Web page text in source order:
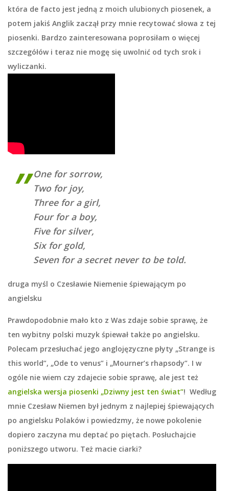
która de facto jest jedną z moich ulubionych piosenek, a
potem jakiś Anglik zaczął przy mnie recytować słowa z tej
piosenki. Bardzo zainteresowana poprosiłam o więcej
szczegółów i teraz nie mogę się uwolnić od tych srok i
wyliczanki.
One for sorrow,
Two for joy,
Three for a girl,
Four for a boy,
Five for silver,
Six for gold,
Seven for a secret never to be told.
druga myśl o Czesławie Niemenie śpiewającym po
angielsku
Prawdopodobnie mało kto z Was zdaje sobie sprawę, że
ten wybitny polski muzyk śpiewał także po angielsku.
Polecam przesłuchać jego anglojęzyczne płyty „Strange is
this world”, „Ode to venus” i „Mourner’s rhapsody”. I w
ogóle nie wiem czy zdajecie sobie sprawę, ale jest też
angielska wersja piosenki „Dziwny jest ten świat”! Według
mnie Czesław Niemen był jednym z najlepiej śpiewających
po angielsku Polaków i powiedzmy, że nowe pokolenie
dopiero zaczyna mu deptać po piętach. Posłuchajcie
poniższego utworu. Też macie ciarki?